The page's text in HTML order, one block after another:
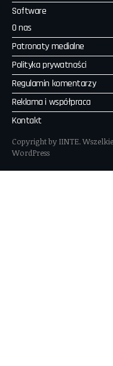
Software
O nas
Patronaty medialne
Polityka prywatności
Regulamin komentarzy
Reklama i współpraca
Kontakt
Copyright by IINTE.
WordPress